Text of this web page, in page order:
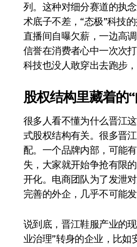
小米涨价！
长鑫上市只
耳机低音像
复古玩家狂
Xbox 360 游
AirTag 新版
净利润暴跌
列。这种对细分赛道的执
术底子不差，“态极”科技
直播间自曝欠薪，一边高
信誉在消费者心中一次次
科技也没人敢穿出去跑步
股权结构里藏着的
很多人看不懂为什么晋江
式股权结构有关。很多晋
配。一个品牌内部，可能
失，大家就开始争抢有限
开化。电商团队为了发泄
完善的外企，几乎不可能发
说到底，晋江鞋服产业的
业治理”转身的企业，比